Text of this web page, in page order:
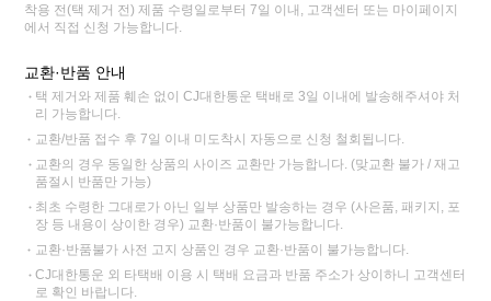
착용 전(택 제거 전) 제품 수령일로부터 7일 이내, 고객센터 또는 마이페이지
에서 직접 신청 가능합니다.
교환·반품 안내
택 제거와 제품 훼손 없이 CJ대한통운 택배로 3일 이내에 발송해주셔야 처
리 가능합니다.
교환/반품 접수 후 7일 이내 미도착시 자동으로 신청 철회됩니다.
교환의 경우 동일한 상품의 사이즈 교환만 가능합니다. (맞교환 불가 / 재고
품절시 반품만 가능)
최초 수령한 그대로가 아닌 일부 상품만 발송하는 경우 (사은품, 패키지, 포
장 등 내용이 상이한 경우) 교환·반품이 불가능합니다.
교환·반품불가 사전 고지 상품인 경우 교환·반품이 불가능합니다.
CJ대한통운 외 타택배 이용 시 택배 요금과 반품 주소가 상이하니 고객센터
로 확인 바랍니다.